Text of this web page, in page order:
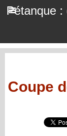
Pétanque
Coupe